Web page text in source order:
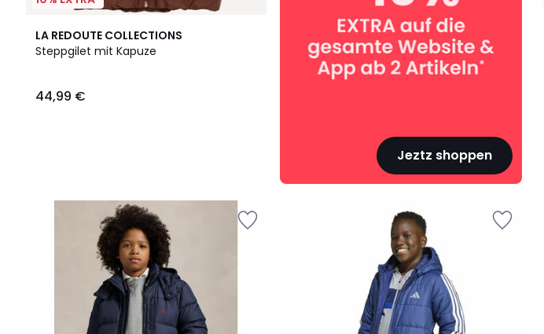
LA REDOUTE COLLECTIONS
Steppgilet mit Kapuze
44,99 €
Jeztz shoppen